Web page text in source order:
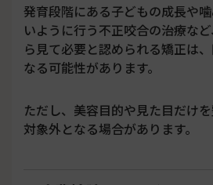
発育段階にある子どもの成長や
いように行う不正咬合の治療な
ら見て必要と認められる矯正は
なる可能性があります。
ただし、美容目的や見た目だけ
対象外となる場合があります。